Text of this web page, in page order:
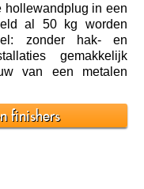
hollewandplug in een
al 50 kg worden
zonder hak- en
gemakkelijk
van een metalen
finishers